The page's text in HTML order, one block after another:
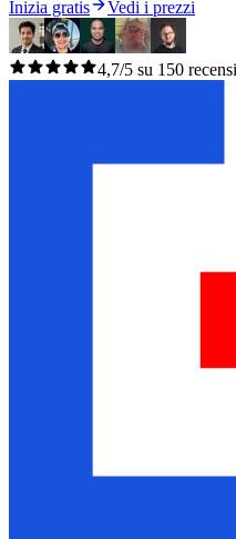
Inizia gratis Vedi i prezzi
4,7/5 su 150